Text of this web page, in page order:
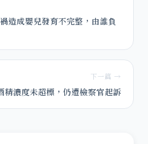
造成嬰兒發育不完整，由誰負
下一篇 →
精濃度未超標，仍遭檢察官起訴